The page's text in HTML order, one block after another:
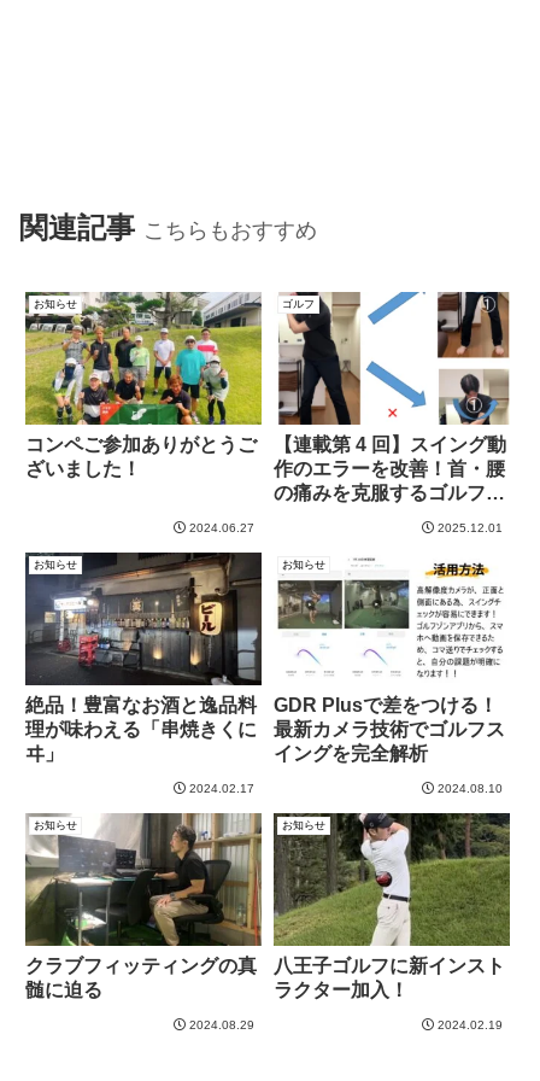
関連記事 こちらもおすすめ
お知らせ
コンペご参加ありがとうご
ざいました！
2024.06.27
ゴルフ
【連載第 4 回】スイング動
作のエラーを改善！首・腰
の痛みを克服するゴルフ特
化型エクササイズ
2025.12.01
お知らせ
絶品！豊富なお酒と逸品料
理が味わえる「串焼きくに
ヰ」
2024.02.17
お知らせ
GDR Plusで差をつける！
最新カメラ技術でゴルフス
イングを完全解析
2024.08.10
お知らせ
クラブフィッティングの真
髄に迫る
2024.08.29
お知らせ
八王子ゴルフに新インスト
ラクター加入！
2024.02.19